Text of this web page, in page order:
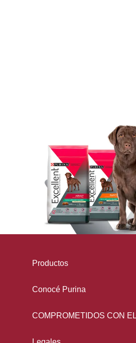
Productos
Conocé Purina
COMPROMETIDOS CON